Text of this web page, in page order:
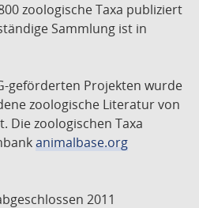
zoologische Taxa publiziert
Sammlung ist in
geförderten Projekten wurde
zoologische Literatur von
Die zoologischen Taxa
animalbase.org
2011